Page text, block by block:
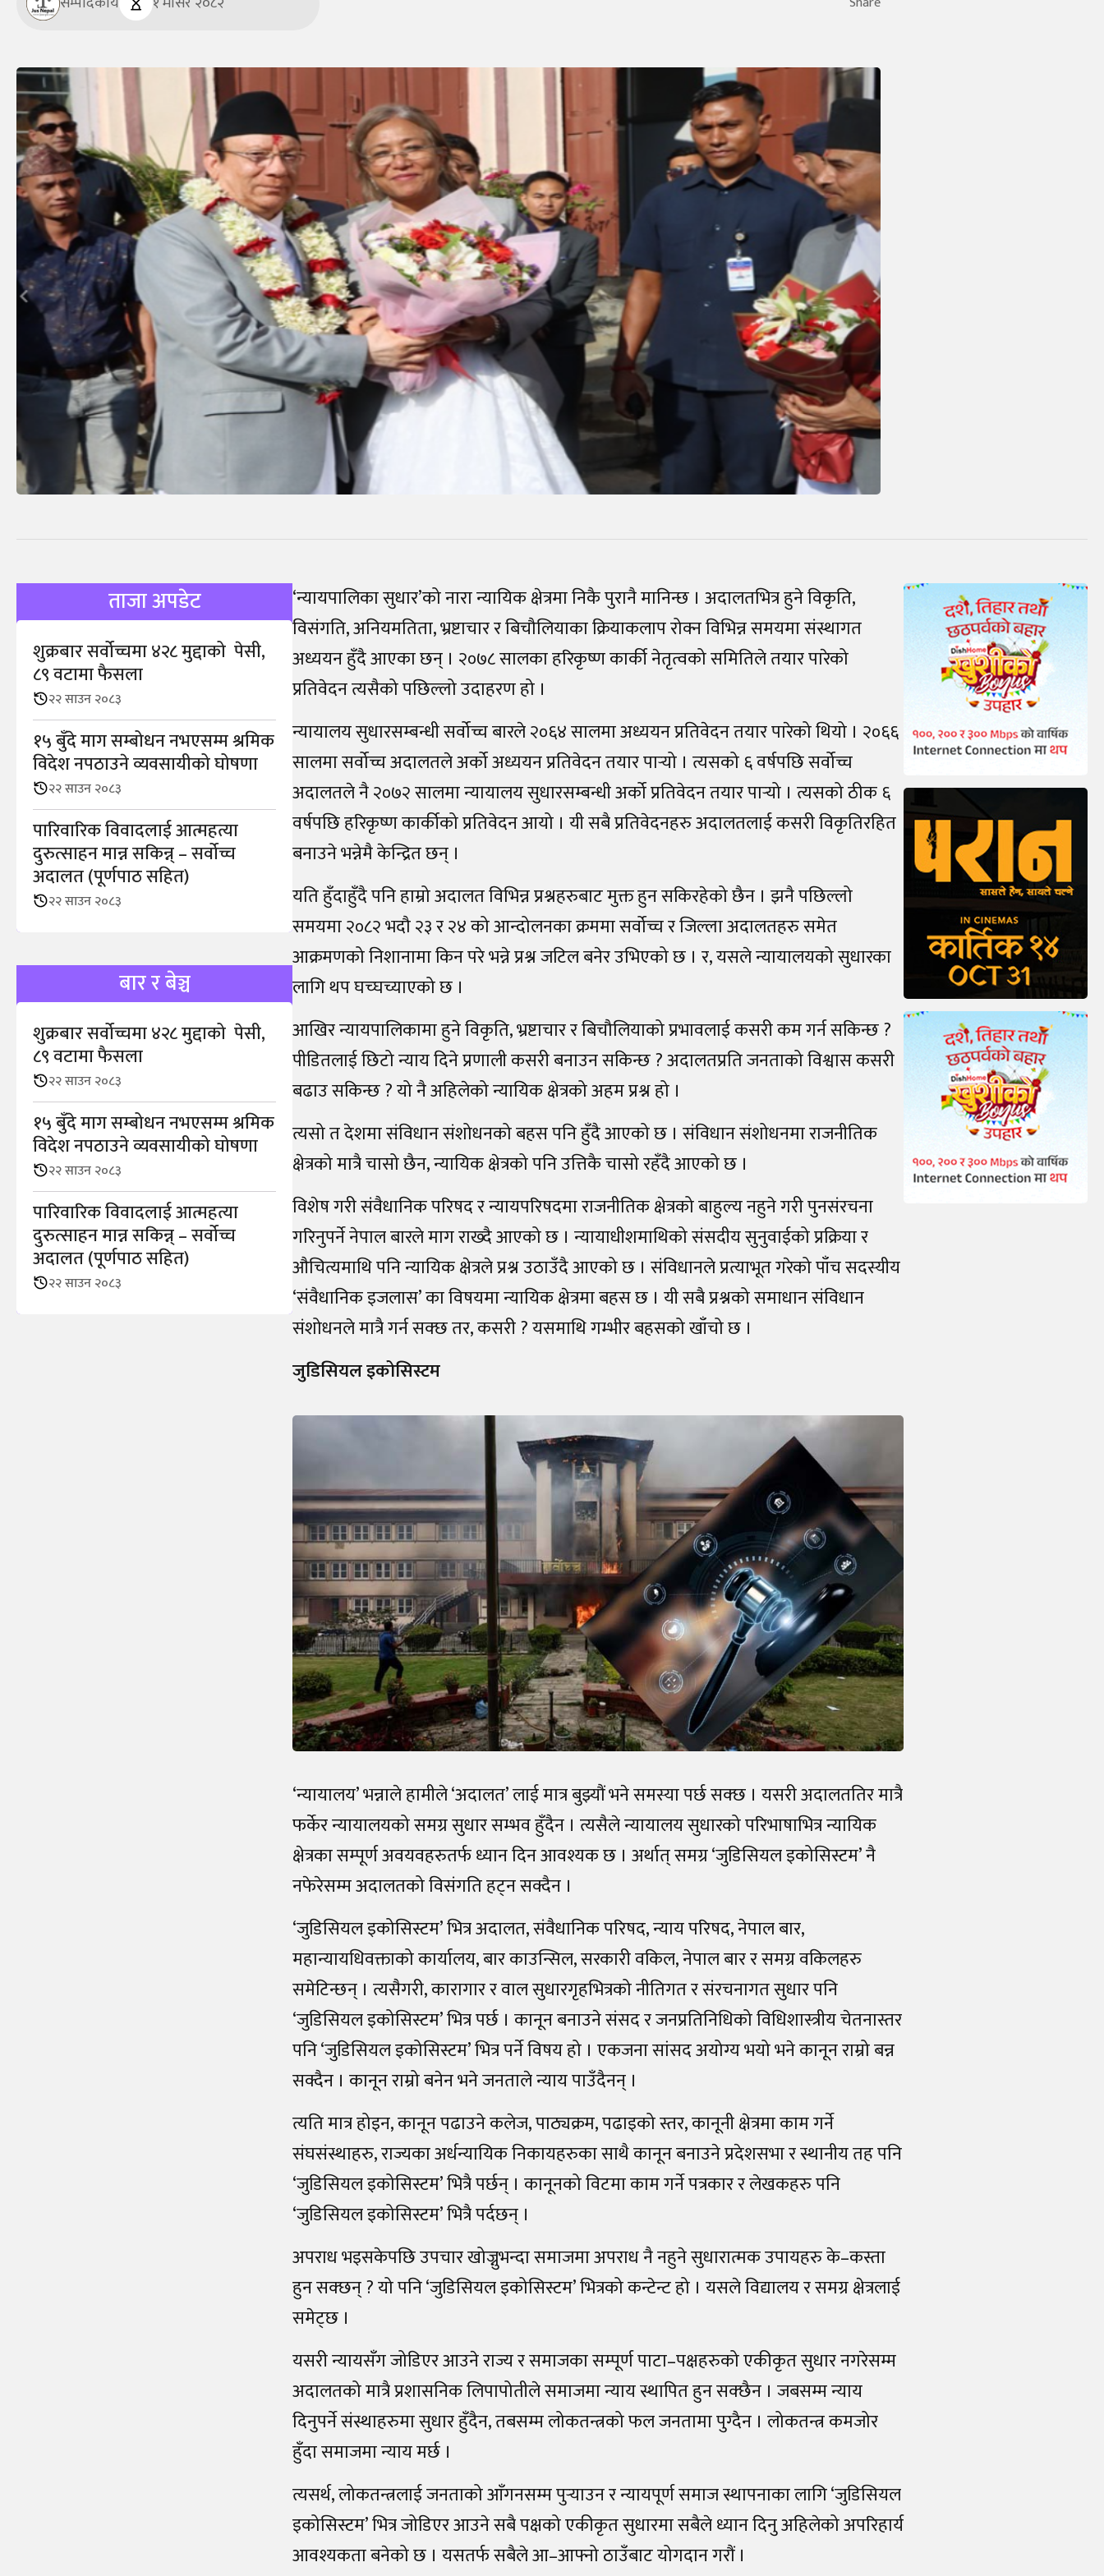
ताजा अपडेट
शुक्रबार सर्वोच्चमा ४२८ मुद्दाको पेसी,
८९ वटामा फैसला
२२ साउन २०८३
१५ बुँदे माग सम्बोधन नभएसम्म श्रमिक
विदेश नपठाउने व्यवसायीको घोषणा
२२ साउन २०८३
पारिवारिक विवादलाई आत्महत्या
दुरुत्साहन मान्न सकिन्न् – सर्वोच्च
अदालत (पूर्णपाठ सहित)
२२ साउन २०८३
बार र बेञ्च
शुक्रबार सर्वोच्चमा ४२८ मुद्दाको पेसी,
८९ वटामा फैसला
२२ साउन २०८३
१५ बुँदे माग सम्बोधन नभएसम्म श्रमिक
विदेश नपठाउने व्यवसायीको घोषणा
२२ साउन २०८३
पारिवारिक विवादलाई आत्महत्या
दुरुत्साहन मान्न सकिन्न् – सर्वोच्च
अदालत (पूर्णपाठ सहित)
२२ साउन २०८३
‘न्यायपालिका सुधार’को नारा न्यायिक क्षेत्रमा निकै पुरानै मानिन्छ । अदालतभित्र हुने विकृति,
विसंगति, अनियमतिता, भ्रष्टाचार र बिचौलियाका क्रियाकलाप रोक्न विभिन्न समयमा संस्थागत
अध्ययन हुँदै आएका छन् । २०७८ सालका हरिकृष्ण कार्की नेतृत्वको समितिले तयार पारेको
प्रतिवेदन त्यसैको पछिल्लो उदाहरण हो ।
न्यायालय सुधारसम्बन्धी सर्वोच्च बारले २०६४ सालमा अध्ययन प्रतिवेदन तयार पारेको थियो । २०६६
सालमा सर्वोच्च अदालतले अर्को अध्ययन प्रतिवेदन तयार पार्‍यो । त्यसको ६ वर्षपछि सर्वोच्च
अदालतले नै २०७२ सालमा न्यायालय सुधारसम्बन्धी अर्को प्रतिवेदन तयार पार्‍यो । त्यसको ठीक ६
वर्षपछि हरिकृष्ण कार्कीको प्रतिवेदन आयो । यी सबै प्रतिवेदनहरु अदालतलाई कसरी विकृतिरहित
बनाउने भन्नेमै केन्द्रित छन् ।
यति हुँदाहुँदै पनि हाम्रो अदालत विभिन्न प्रश्नहरुबाट मुक्त हुन सकिरहेको छैन । झनै पछिल्लो
समयमा २०८२ भदौ २३ र २४ को आन्दोलनका क्रममा सर्वोच्च र जिल्ला अदालतहरु समेत
आक्रमणको निशानामा किन परे भन्ने प्रश्न जटिल बनेर उभिएको छ । र, यसले न्यायालयको सुधारका
लागि थप घच्घच्याएको छ ।
आखिर न्यायपालिकामा हुने विकृति, भ्रष्टाचार र बिचौलियाको प्रभावलाई कसरी कम गर्न सकिन्छ ?
पीडितलाई छिटो न्याय दिने प्रणाली कसरी बनाउन सकिन्छ ? अदालतप्रति जनताको विश्वास कसरी
बढाउ सकिन्छ ? यो नै अहिलेको न्यायिक क्षेत्रको अहम प्रश्न हो ।
त्यसो त देशमा संविधान संशोधनको बहस पनि हुँदै आएको छ । संविधान संशोधनमा राजनीतिक
क्षेत्रको मात्रै चासो छैन, न्यायिक क्षेत्रको पनि उत्तिकै चासो रहँदै आएको छ ।
विशेष गरी संवैधानिक परिषद र न्यायपरिषदमा राजनीतिक क्षेत्रको बाहुल्य नहुने गरी पुनसंरचना
गरिनुपर्ने नेपाल बारले माग राख्दै आएको छ । न्यायाधीशमाथिको संसदीय सुनुवाईको प्रक्रिया र
औचित्यमाथि पनि न्यायिक क्षेत्रले प्रश्न उठाउँदै आएको छ । संविधानले प्रत्याभूत गरेको पाँच सदस्यीय
‘संवैधानिक इजलास’ का विषयमा न्यायिक क्षेत्रमा बहस छ । यी सबै प्रश्नको समाधान संविधान
संशोधनले मात्रै गर्न सक्छ तर, कसरी ? यसमाथि गम्भीर बहसको खाँचो छ ।
जुडिसियल इकोसिस्टम
‘न्यायालय’ भन्नाले हामीले ‘अदालत’ लाई मात्र बुझ्यौं भने समस्या पर्छ सक्छ । यसरी अदालततिर मात्रै
फर्केर न्यायालयको समग्र सुधार सम्भव हुँदैन । त्यसैले न्यायालय सुधारको परिभाषाभित्र न्यायिक
क्षेत्रका सम्पूर्ण अवयवहरुतर्फ ध्यान दिन आवश्यक छ । अर्थात् समग्र ‘जुडिसियल इकोसिस्टम’ नै
नफेरेसम्म अदालतको विसंगति हट्न सक्दैन ।
‘जुडिसियल इकोसिस्टम’ भित्र अदालत, संवैधानिक परिषद, न्याय परिषद, नेपाल बार,
महान्यायधिवक्ताको कार्यालय, बार काउन्सिल, सरकारी वकिल, नेपाल बार र समग्र वकिलहरु
समेटिन्छन् । त्यसैगरी, कारागार र वाल सुधारगृहभित्रको नीतिगत र संरचनागत सुधार पनि
‘जुडिसियल इकोसिस्टम’ भित्र पर्छ । कानून बनाउने संसद र जनप्रतिनिधिको विधिशास्त्रीय चेतनास्तर
पनि ‘जुडिसियल इकोसिस्टम’ भित्र पर्ने विषय हो । एकजना सांसद अयोग्य भयो भने कानून राम्रो बन्न
सक्दैन । कानून राम्रो बनेन भने जनताले न्याय पाउँदैनन् ।
त्यति मात्र होइन, कानून पढाउने कलेज, पाठ्यक्रम, पढाइको स्तर, कानूनी क्षेत्रमा काम गर्ने
संघसंस्थाहरु, राज्यका अर्धन्यायिक निकायहरुका साथै कानून बनाउने प्रदेशसभा र स्थानीय तह पनि
‘जुडिसियल इकोसिस्टम’ भित्रै पर्छन् । कानूनको विटमा काम गर्ने पत्रकार र लेखकहरु पनि
‘जुडिसियल इकोसिस्टम’ भित्रै पर्दछन् ।
अपराध भइसकेपछि उपचार खोज्नुभन्दा समाजमा अपराध नै नहुने सुधारात्मक उपायहरु के–कस्ता
हुन सक्छन् ? यो पनि ‘जुडिसियल इकोसिस्टम’ भित्रको कन्टेन्ट हो । यसले विद्यालय र समग्र क्षेत्रलाई
समेट्छ ।
यसरी न्यायसँग जोडिएर आउने राज्य र समाजका सम्पूर्ण पाटा–पक्षहरुको एकीकृत सुधार नगरेसम्म
अदालतको मात्रै प्रशासनिक लिपापोतीले समाजमा न्याय स्थापित हुन सक्छैन । जबसम्म न्याय
दिनुपर्ने संस्थाहरुमा सुधार हुँदैन, तबसम्म लोकतन्त्रको फल जनतामा पुग्दैन । लोकतन्त्र कमजोर
हुँदा समाजमा न्याय मर्छ ।
त्यसर्थ, लोकतन्त्रलाई जनताको आँगनसम्म पुर्‍याउन र न्यायपूर्ण समाज स्थापनाका लागि ‘जुडिसियल
इकोसिस्टम’ भित्र जोडिएर आउने सबै पक्षको एकीकृत सुधारमा सबैले ध्यान दिनु अहिलेको अपरिहार्य
आवश्यकता बनेको छ । यसतर्फ सबैले आ–आफ्नो ठाउँबाट योगदान गरौं ।